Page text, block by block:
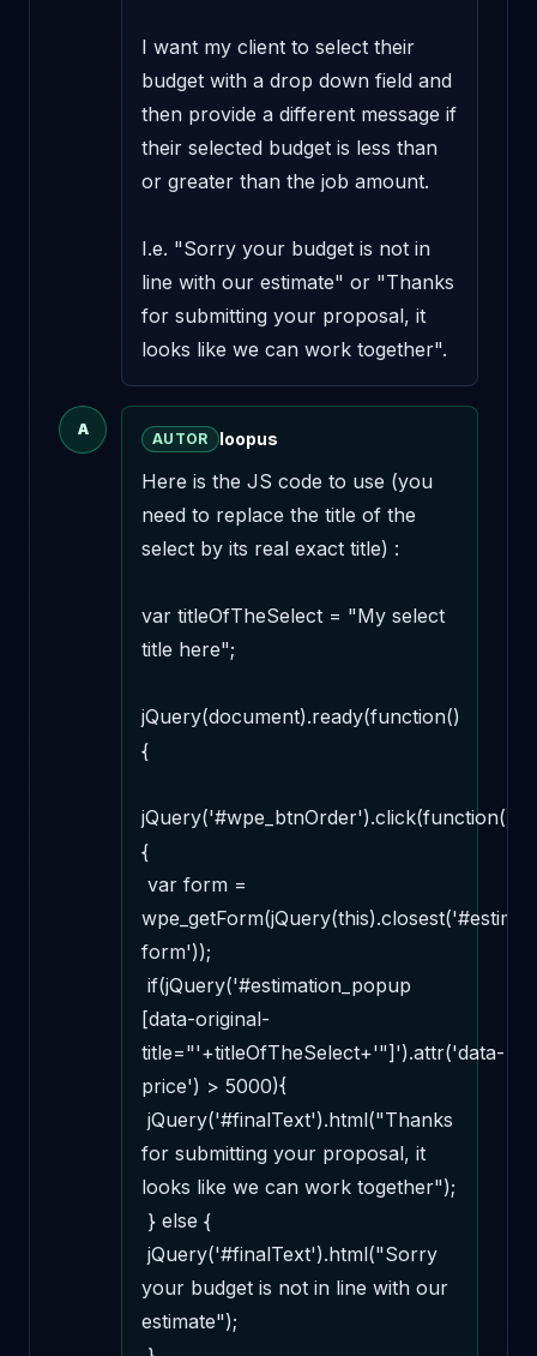
I want my client to select their
budget with a drop down field and
then provide a different message if
their selected budget is less than
or greater than the job amount.
I.e. "Sorry your budget is not in
line with our estimate" or "Thanks
for submitting your proposal, it
looks like we can work together".
A
AUTOR loopus
Here is the JS code to use (you
need to replace the title of the
select by its real exact title) :
var titleOfTheSelect = "My select
title here";
jQuery(document).ready(function()
{
jQuery('#wpe_btnOrder').click(function()
{
form'));
[data-original-
title="'+titleOfTheSelect+'"]').attr('data-
price') > 5000){
for submitting your proposal, it
looks like we can work together");
your budget is not in line with our
estimate");